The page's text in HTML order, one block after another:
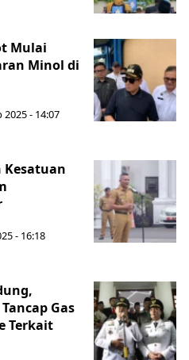
Mulai
Minol di
2025 - 14:07
Kesatuan
- 16:18
Gas
Terkait